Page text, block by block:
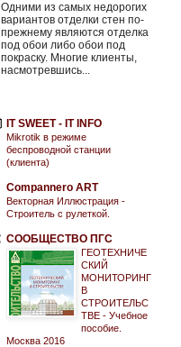
Одними из самых недорогих
вариантов отделки стен по-
прежнему являются отделка
под обои либо обои под
покраску. Многие клиенты,
насмотревшись...
IT SWEET - IT INFO
Mikrotik в режиме
беспроводной станции
(клиента)
Compannero ART
Векторная Иллюстрация -
Строитель с рулеткой.
СООБЩЕСТВО ПГС
ГЕОТЕХНИЧЕ
СКИЙ
МОНИТОРИНГ
В
СТРОИТЕЛЬС
ТВЕ - Учебное
пособие.
Москва 2016